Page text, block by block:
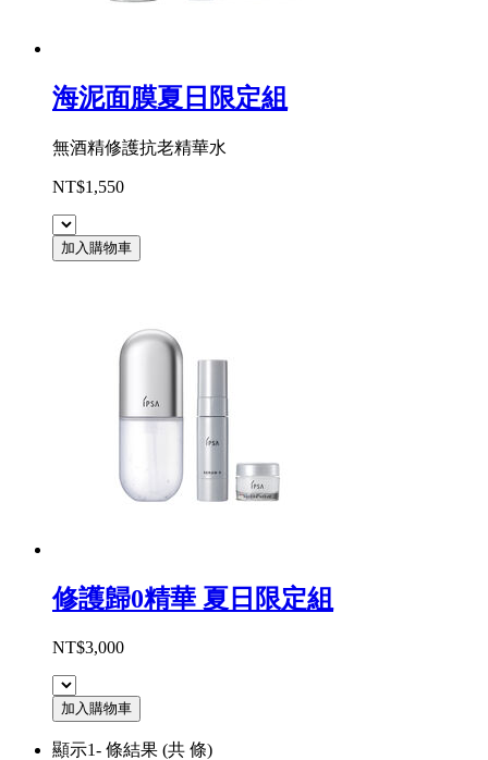
海泥面膜夏日限定組
無酒精修護抗老精華水
NT$1,550
加入購物車
修護歸0精華 夏日限定組
NT$3,000
加入購物車
顯示1- 條結果 (共 條)